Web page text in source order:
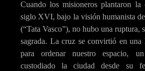
Cuando los misioneros plantaron la
siglo XVI, bajo la visión humanista de
(“Tata Vasco”), no hubo una ruptura,
sagrada. La cruz se convirtió en una
para ordenar nuestro espacio,
custodiado la ciudad desde su